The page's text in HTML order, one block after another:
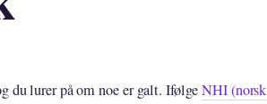
du lurer på om noe er galt. IfølgeNHI (norsk